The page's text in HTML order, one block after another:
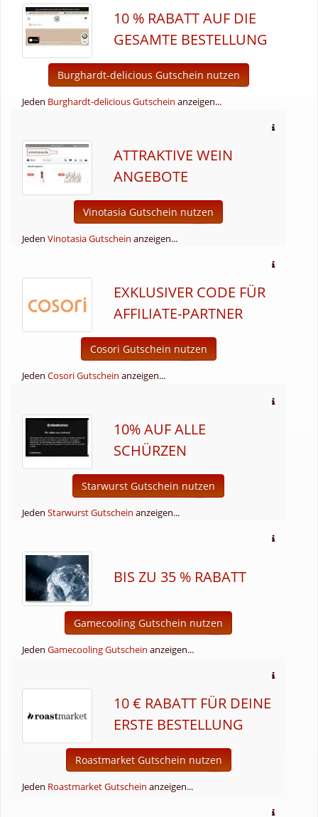
10 % RABATT AUF DIE
GESAMTE BESTELLUNG
Burghardt-delicious Gutschein nutzen
Jeden Burghardt-delicious Gutschein anzeigen...
ATTRAKTIVE WEIN
ANGEBOTE
Vinotasia Gutschein nutzen
Jeden Vinotasia Gutschein anzeigen...
EXKLUSIVER CODE FÜR
AFFILIATE-PARTNER
Cosori Gutschein nutzen
Jeden Cosori Gutschein anzeigen...
10% AUF ALLE
SCHÜRZEN
Starwurst Gutschein nutzen
Jeden Starwurst Gutschein anzeigen...
BIS ZU 35 % RABATT
Gamecooling Gutschein nutzen
Jeden Gamecooling Gutschein anzeigen...
10 € RABATT FÜR DEINE
ERSTE BESTELLUNG
Roastmarket Gutschein nutzen
Jeden Roastmarket Gutschein anzeigen...